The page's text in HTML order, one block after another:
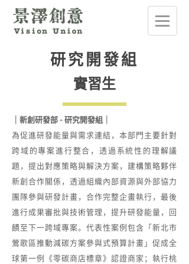
研究開發組
實習生
｜新創研發部 - 研究開發組｜​
為促進研發能量與需求連結，本部門主要針對
跨域的專案進行整合，透過系統性的理解議
題，提出對應策略與解決方案，建構策略夥伴
新創合作關係，透過組織內部資源與外部協力
團隊參與研發計畫，合作完整企畫執行，最後
進行成果審批與技術管理，提升研發能量，回
饋至下一跨域專案。代表性案例包含「新北市
鶯歌區推動減碳方案參與式預算計畫」促成全
球第一例《零碳商店標章》認證商家；執行桃